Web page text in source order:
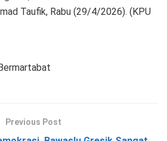
Taufik, Rabu (29/4/2026). (KPU
Previous Post